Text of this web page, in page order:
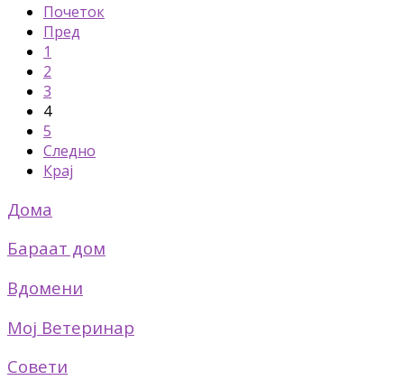
Почеток
Пред
1
2
3
4
5
Следно
Крај
Дома
Бараат дом
Вдомени
Мој Ветеринар
Совети